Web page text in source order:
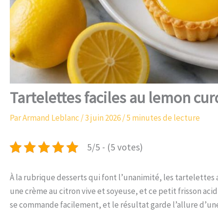
Tartelettes faciles au lemon
ParArmand Leblanc /3 juin 2026/5 minutes de lecture
5/5 - (5 votes)
À la rubrique desserts qui font l’unanimité, les
une crème au citron vive et soyeuse, et ce petit frisson
se commande facilement, et le résultat garde l’allure